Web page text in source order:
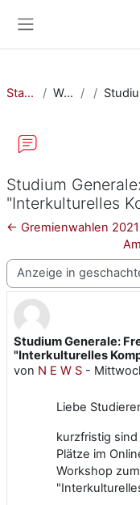
Startseite Website
Studium
"Interkulturelles
← Gremienwahlen 2021
Anzeigemodus
Studium Generale:
"Interkulturelles
von N E W S -
Anzahl Antworten: 0
Liebe
kurzfristig
Plätze im
Workshop